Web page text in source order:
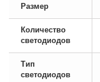
Размер
Количество
светодиодов
Тип
светодиодов